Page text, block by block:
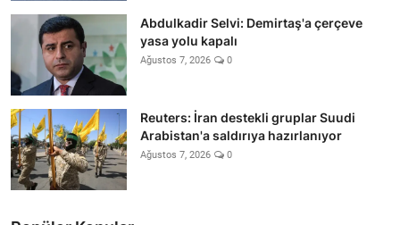
Abdulkadir Selvi: Demirtaş'a çerçeve
yasa yolu kapalı
Ağustos 7, 2026 0
Reuters: İran destekli gruplar Suudi
Arabistan'a saldırıya hazırlanıyor
Ağustos 7, 2026 0